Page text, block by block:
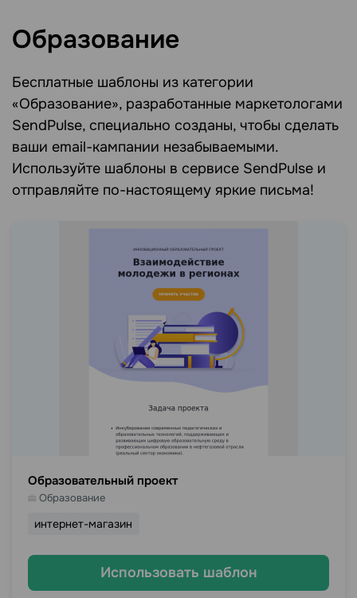
Образование
Бесплатные шаблоны из категории
«Образование», разработанные маркетологами
SendPulse, специально созданы, чтобы сделать
ваши email-кампании незабываемыми.
Используйте шаблоны в сервисе SendPulse и
отправляйте по-настоящему яркие письма!
Образовательный проект
Образование
интернет-магазин
Использовать шаблон